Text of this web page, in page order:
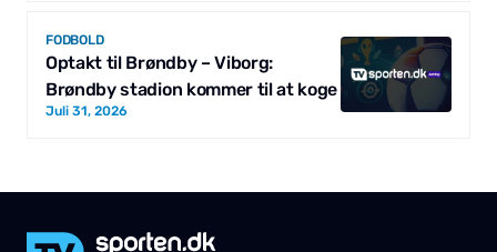
FODBOLD
Optakt til Brøndby – Viborg:
Brøndby stadion kommer til at koge
Juli 31, 2026